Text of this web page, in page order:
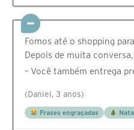
Fomos até o shopping
Depois de muita
– Você também entrega
(Daniel, 3 anos)
Frases engraçadas